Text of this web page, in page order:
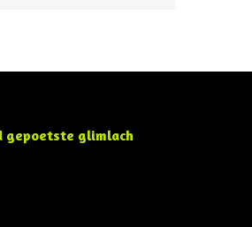
gepoetste glimlach